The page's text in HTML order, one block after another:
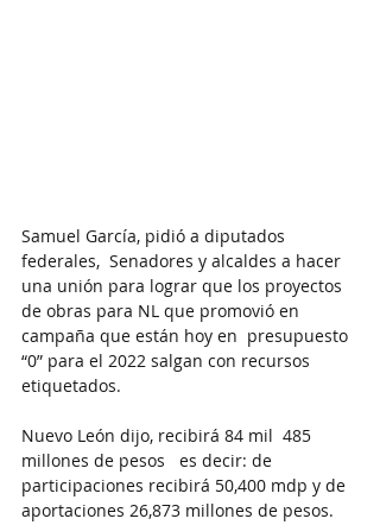
Samuel García, pidió a diputados
federales,  Senadores y alcaldes a hacer
una unión para lograr que los proyectos
de obras para NL que promovió en
campaña que están hoy en  presupuesto
“0” para el 2022 salgan con recursos
etiquetados.
Nuevo León dijo, recibirá 84 mil  485
millones de pesos   es decir: de
participaciones recibirá 50,400 mdp y de
aportaciones 26,873 millones de pesos.